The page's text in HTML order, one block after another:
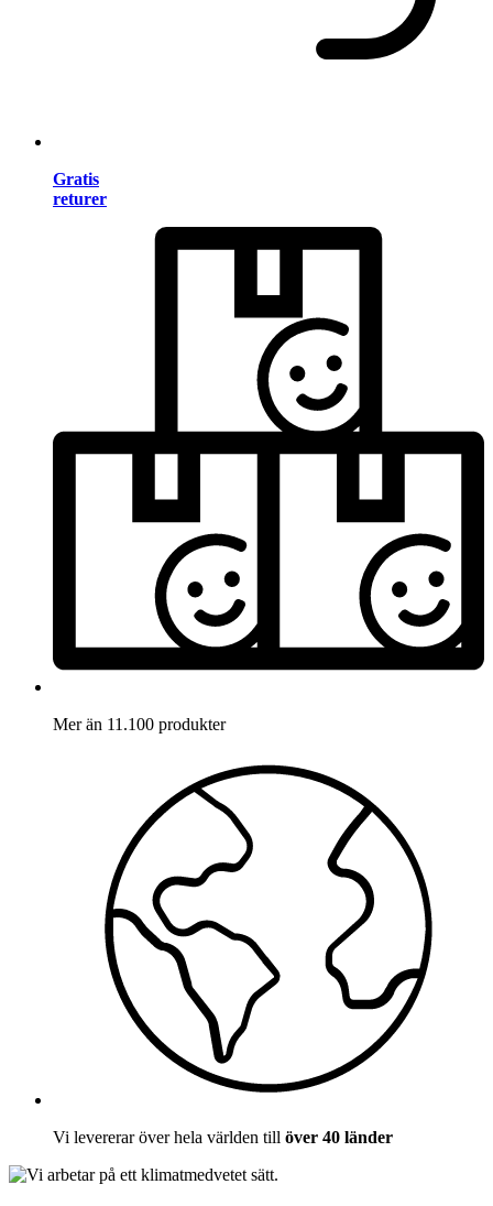
Gratis
returer
Mer än 11.100 produkter
Vi levererar över hela världen till över 40 länder